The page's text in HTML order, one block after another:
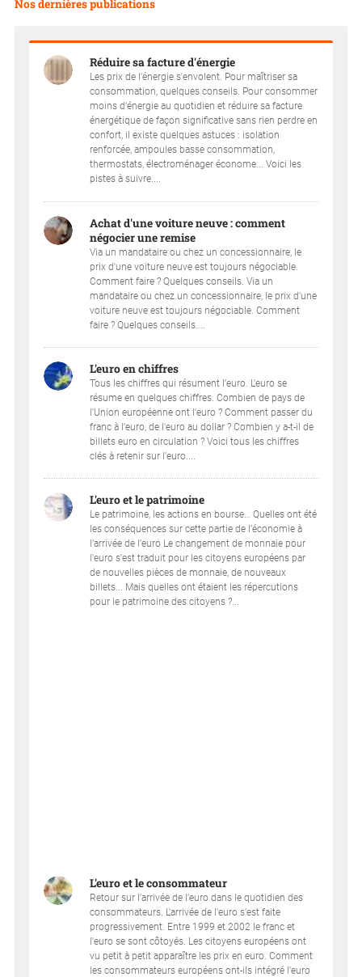
Nos dernières publications
Réduire sa facture d'énergie
Les prix de l'énergie s'envolent. Pour maîtriser sa
consommation, quelques conseils. Pour consommer
moins d'énergie au quotidien et réduire sa facture
énergétique de façon significative sans rien perdre en
confort, il existe quelques astuces : isolation
renforcée, ampoules basse consommation,
thermostats, électroménager économe... Voici les
pistes à suivre....
Achat d'une voiture neuve : comment
négocier une remise
Via un mandataire ou chez un concessionnaire, le
prix d'une voiture neuve est toujours négociable.
Comment faire ? Quelques conseils. Via un
mandataire ou chez un concessionnaire, le prix d'une
voiture neuve est toujours négociable. Comment
faire ? Quelques conseils....
L'euro en chiffres
Tous les chiffres qui résument l’euro. L'euro se
résume en quelques chiffres. Combien de pays de
l'Union européenne ont l'euro ? Comment passer du
franc à l'euro, de l'euro au dollar ? Combien y a-t-il de
billets euro en circulation ? Voici tous les chiffres
clés à retenir sur l'euro....
L'euro et le patrimoine
Le patrimoine, les actions en bourse… Quelles ont été
les conséquences sur cette partie de l’économie à
l’arrivée de l’euro Le changement de monnaie pour
l'euro s'est traduit pour les citoyens européens par
de nouvelles pièces de monnaie, de nouveaux
billets... Mais quelles ont étaient les répercutions
pour le patrimoine des citoyens ?...
L'euro et le consommateur
Retour sur l’arrivée de l’euro dans le quotidien des
consommateurs. L'arrivée de l'euro s'est faite
progressivement. Entre 1999 et 2002 le franc et
l'euro se sont côtoyés. Les citoyens européens ont
vu petit à petit apparaître les prix en euro. Comment
les consommateurs européens ont-ils intégré l'euro